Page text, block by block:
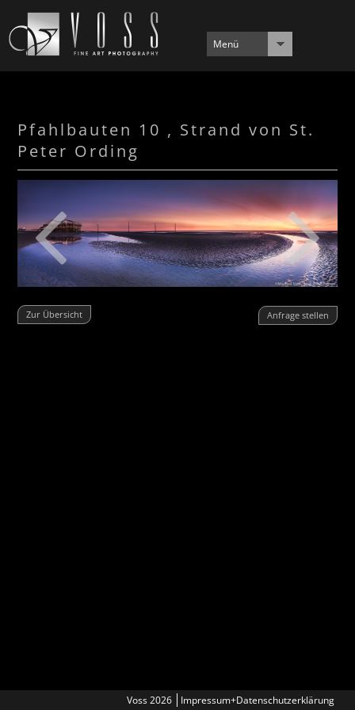
Menü
Pfahlbauten 10 , Strand von St.
Peter Ording
Zur Übersicht Anfrage stellen
Voss 2026 Impressum+Datenschutzerklärung